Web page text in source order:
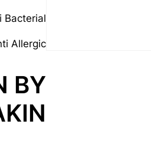
Bacterial
Allergic
BY